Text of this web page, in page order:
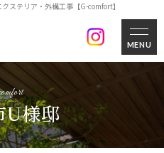
ステリア・外構工事【G-comfort】
MENU
U様邸